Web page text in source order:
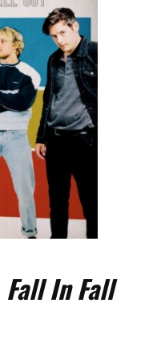
Fall In Fall